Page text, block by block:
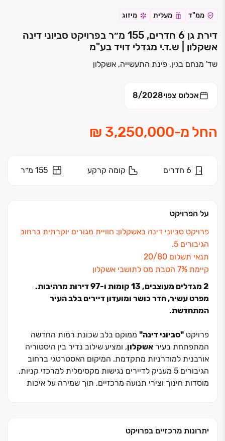
ממ"ד מעלית מיזוג
דירת גן 6 חדרים, 155 מ״ר בפרויקט סביוני דינה
אשקלון | ש.ד.י מגדלי דויד בע"מ
שד' מנחם בגין, פינת התעשייה, אשקלון
אכלוס צפוי8/2028
החל מ-
6 חדרים קומה קרקע 155 מ״ר
על הפרויקט
פרויקט סביוני דינה באשקלון: חוויית מגורים יוקרתית ברחוב
הגיבורים ‏5.
תנאי תשלום 20/80
‏קיימת 7% הטבת מס לתושבי אשקלון
2 מגדלים מעוצבים, ‏13 קומות ו‏-‏97 דירות מרהיבות.
מפרט עשיר, חדר כושר ומועדון דיירים בלב העיר
המתחדשת.
פרויקט "סביוני דינה" ממוקם בלב שכונת רמות החדשה
המתפתחת בעיר אשקלון, ומציע שילוב נדיר בין היסטוריה
אורבנית למודרניות מתקדמת. המיקום האסטרטגי ברחוב
הגיבורים ‏5 מעניק לדיירים נגישות מקסימלית למרכזי קניות,
מוסדות חינוך וצירי תנועה מרכזיים, תוך שמירה על איכות
הפרויקט, מבית היזםש.ד.י מגדלי דויד בע"מיתרונות מרכזיים בפרויקט